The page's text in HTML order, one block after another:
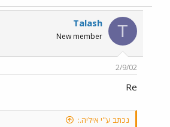
T
Talash
New member
2/9/02
Re
נכתב ע"י איליה.: